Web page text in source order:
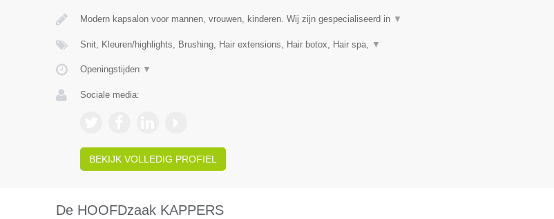
Modern kapsalon voor mannen, vrouwen, kinderen. Wij zijn gespecialiseerd in ▼
Snit, Kleuren/highlights, Brushing, Hair extensions, Hair botox, Hair spa, ▼
Openingstijden ▼
Sociale media:
BEKIJK VOLLEDIG PROFIEL
De HOOFDzaak KAPPERS